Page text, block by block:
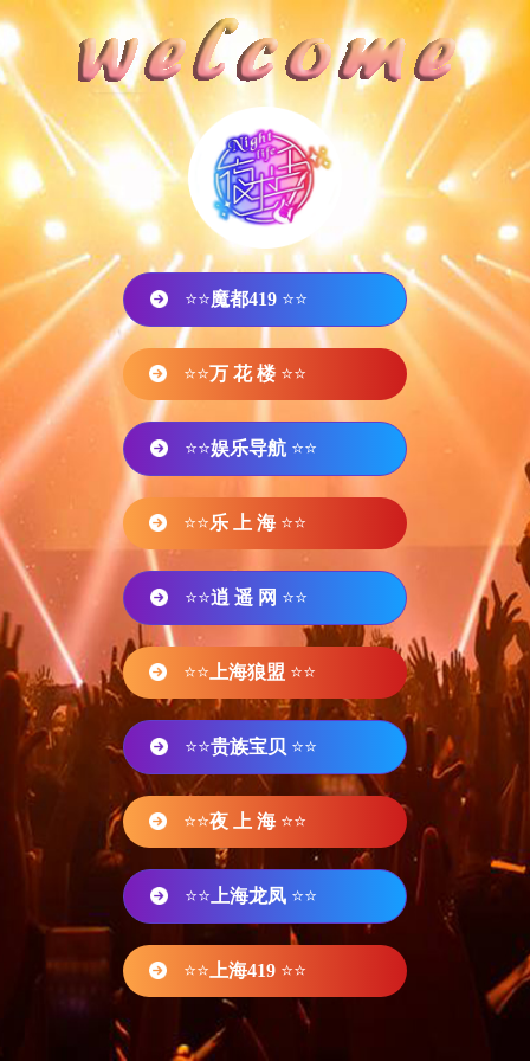
⭐⭐魔都419 ⭐⭐
⭐⭐万 花 楼 ⭐⭐
⭐⭐娱乐导航 ⭐⭐
⭐⭐乐 上 海 ⭐⭐
⭐⭐逍 遥 网 ⭐⭐
⭐⭐ 上海狼盟 ⭐⭐
⭐⭐贵族宝贝 ⭐⭐
⭐⭐夜 上 海 ⭐⭐
⭐⭐ 上海龙凤 ⭐⭐
⭐⭐ 上海419 ⭐⭐